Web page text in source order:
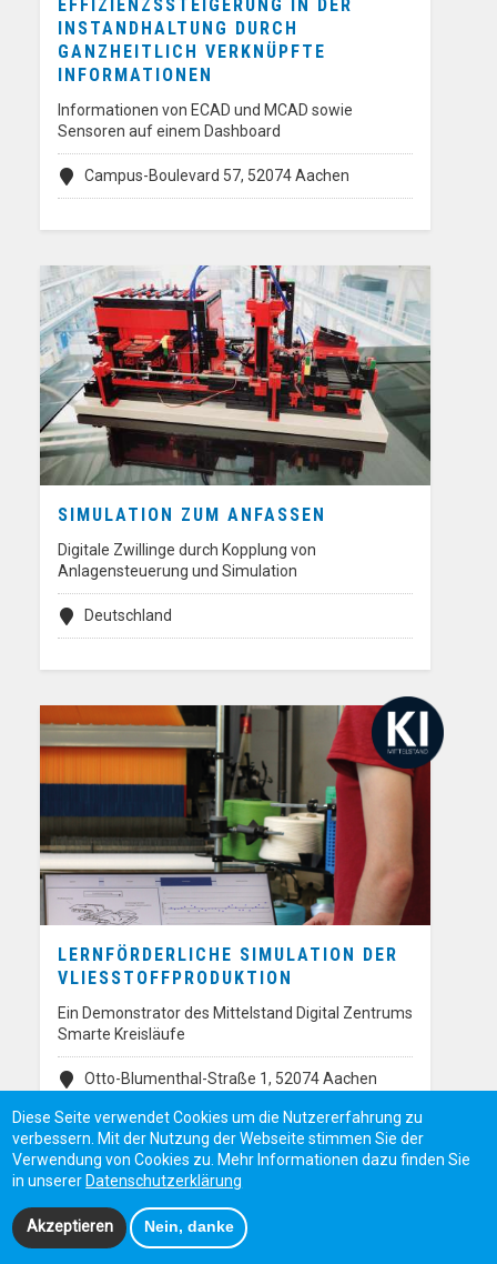
EFFIZIENZSSTEIGERUNG IN DER
INSTANDHALTUNG DURCH
GANZHEITLICH VERKNÜPFTE
INFORMATIONEN
Informationen von ECAD und MCAD sowie
Sensoren auf einem Dashboard
Campus-Boulevard 57, 52074 Aachen
SIMULATION ZUM ANFASSEN
Digitale Zwillinge durch Kopplung von
Anlagensteuerung und Simulation
Deutschland
LERNFÖRDERLICHE SIMULATION DER
VLIESSTOFFPRODUKTION
Ein Demonstrator des Mittelstand Digital Zentrums
Smarte Kreisläufe
Otto-Blumenthal-Straße 1, 52074 Aachen
Diese Seite verwendet Cookies um die Nutzererfahrung zu
verbessern. Mit der Nutzung der Webseite stimmen Sie der
Verwendung von Cookies zu. Mehr Informationen dazu finden Sie
in unserer Datenschutzerklärung
Akzeptieren Nein, danke